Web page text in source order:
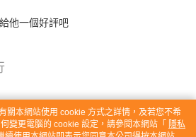
他一個好評吧
關本網站使用 cookie 方式之詳情，及若您不希
變更電腦的 cookie 設定，請參閱本網站「 隱私